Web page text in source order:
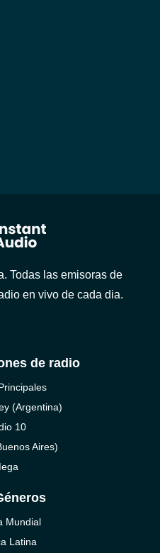
Todas las emisoras de
en vivo de cada dia.
de radio
(Argentina)
10
Aires)
Mundial
Latina